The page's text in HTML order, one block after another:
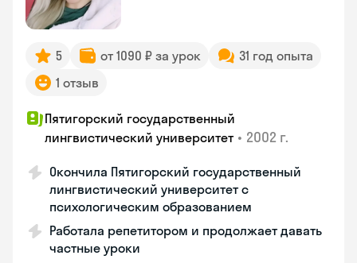
5 от 1090 ₽ за урок
31 год опыта
1 отзыв
Пятигорский государственный
лингвистический университет • 2002 г.
Окончила Пятигорский государственный
лингвистический университет с
психологическим образованием
Работала репетитором и продолжает давать
частные уроки